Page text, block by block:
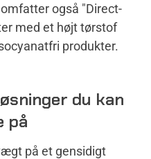
også "Direct-
med et højt tørstof
produkter.
du kan
på
på et gensidigt